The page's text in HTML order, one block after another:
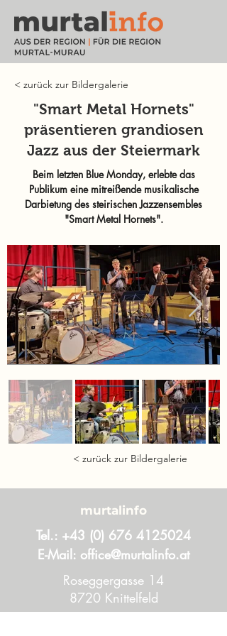
< zurück zur Bildergalerie
"Smart Metal Hornets"
präsentieren grandiosen
Jazz aus der Steiermark
Beim letzten Blue Monday, erlebte das
Publikum eine mitreißende musikalische
Darbietung des steirischen Jazzensembles
"Smart Metal Hornets".
< zurück zur Bildergalerie
murtalinfo
Tel.: +43 (0) 676 4125024
E-Mail: office@murtalinfo.at
Roseggergasse 14
8720 Knittelfeld